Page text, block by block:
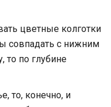
цветные колготки
совпадать с нижним
то по глубине
то, конечно, и